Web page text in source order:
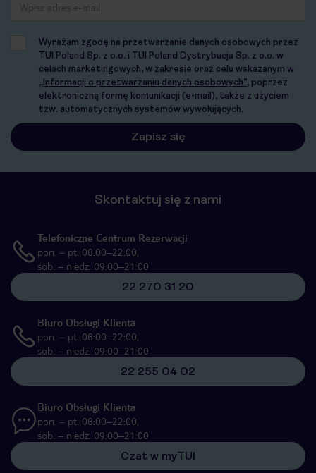
Wyrażam zgodę na przetwarzanie danych osobowych przez
TUI Poland Sp. z o.o. i TUI Poland Dystrybucja Sp. z o.o. w
celach marketingowych, w zakresie oraz celu wskazanym w
„Informacji o przetwarzaniu danych osobowych”, poprzez
elektroniczną formę komunikacji (e-mail), także z użyciem
tzw. automatycznych systemów wywołujących.
Skontaktuj się z nami
Telefoniczne Centrum Rezerwacji
pon. – pt. 08:00–22:00,
sob. – niedz. 09:00–21:00
22 270 31 20
Biuro Obsługi Klienta
pon. – pt. 08:00–22:00,
sob. – niedz. 09:00–21:00
22 255 04 02
Biuro Obsługi Klienta
pon. – pt. 08:00–22:00,
sob. – niedz. 09:00–21:00
Czat w myTUI